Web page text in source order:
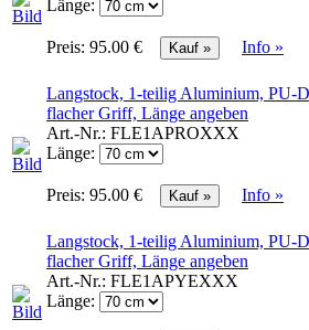
Länge:
Preis: 95.00 € Info »
Langstock, 1-teilig Aluminium, PU-
flacher Griff, Länge angeben
Art.-Nr.: FLE1APROXXX
Länge:
Preis: 95.00 € Info »
Langstock, 1-teilig Aluminium, PU-
flacher Griff, Länge angeben
Art.-Nr.: FLE1APYEXXX
Länge: